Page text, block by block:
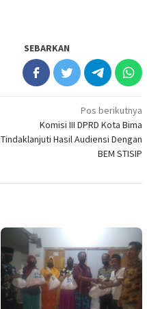
SEBARKAN
Pos berikutnya
Komisi III DPRD Kota Bima
Tindaklanjuti Hasil Audiensi Dengan
BEM STISIP